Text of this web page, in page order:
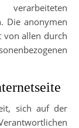
Die anonymen
von allen durch
sich auf der